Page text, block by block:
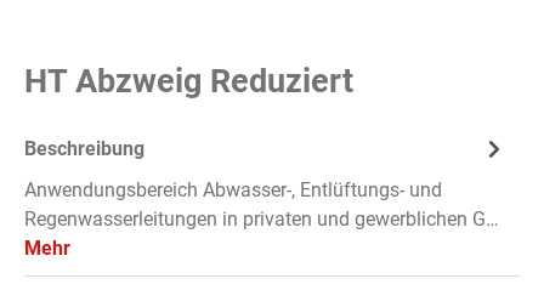
HT Abzweig Reduziert
Beschreibung
Anwendungsbereich Abwasser-, Entlüftungs- und
Regenwasserleitungen in privaten und gewerblichen G…
Mehr